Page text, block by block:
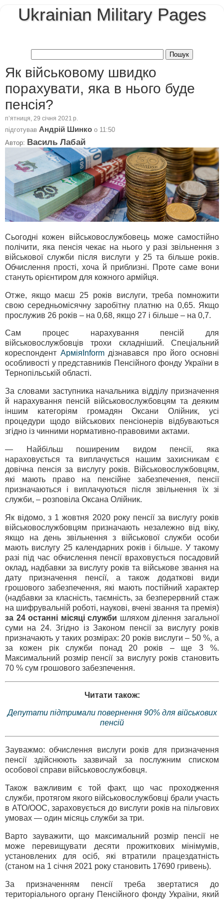
Ukrainian Military Pages
Як військовому швидко
порахувати, яка в нього буде
пенсія?
пʼятниця, 29 січня 2021 р.
підготував Андрій Шинко о 11:50
Автор: Василь Лабай
Сьогодні кожен військовослужбовець може самостійно
полічити, яка пенсія чекає на нього у разі звільнення з
військової служби після вислуги у 25 та більше років.
Обчислення прості, хоча й приблизні. Проте саме вони
стануть орієнтиром для кожного армійця.
Отже, якщо маєш 25 років вислуги, треба помножити
свою середньомісячну заробітну платню на 0,65. Якщо
прослужив 26 років – на 0,68, якщо 27 і більше – на 0,7.
Сам процес нарахування пенсій для
військовослужбовців трохи складніший. Спеціальний
кореспондент АрміяInformдізнавався про його основні
особливості у представників Пенсійного фонду України в
Тернопільській області.
За словами заступника начальника відділу призначення
й нарахування пенсій військовослужбовцям та деяким
іншим категоріям громадян Оксани Олійник, усі
процедури щодо військових пенсіонерів відбуваються
згідно із чинними нормативно-правовими актами.
— Найбільш поширеним видом пенсії, яка
нараховується та виплачується нашим захисникам є
довічна пенсія за вислугу років. Військовослужбовцям,
які мають право на пенсійне забезпечення, пенсії
призначаються і виплачуються після звільнення їх зі
служби, – розповіла Оксана Олійник.
Як відомо, з 1 жовтня 2020 року пенсії за вислугу років
військовослужбовцям призначають незалежно від віку,
якщо на день звільнення з військової служби особи
мають вислугу 25 календарних років і більше. У такому
разі під час обчислення пенсії враховується посадовий
оклад, надбавки за вислугу років та військове звання на
дату призначення пенсії, а також додаткові види
грошового забезпечення, які мають постійний характер
(надбавки за класність, таємність, за безперервний стаж
на шифрувальній роботі, наукові, вчені звання та премія)
за 24 останні місяці служби шляхом ділення загальної
суми на 24. Згідно із Законом пенсії за вислугу років
призначають у таких розмірах: 20 років вислуги – 50 %, а
за кожен рік служби понад 20 років – ще 3 %.
Максимальний розмір пенсії за вислугу років становить
70 % сум грошового забезпечення.
Читати також:
Депутати підтримали повернення 90% для військових
пенсій
Зауважмо: обчислення вислуги років для призначення
пенсії здійснюють зазвичай за послужним списком
особової справи військовослужбовця.
Також важливим є той факт, що час проходження
служби, протягом якого військовослужбовці брали участь
в АТО/ООС, зараховується до вислуги років на пільгових
умовах — один місяць служби за три.
Варто зауважити, що максимальний розмір пенсії не
може перевищувати десяти прожиткових мінімумів,
установлених для осіб, які втратили працездатність
(станом на 1 січня 2021 року становить 17690 гривень).
За призначенням пенсії треба звертатися до
територіального органу Пенсійного фонду України, який